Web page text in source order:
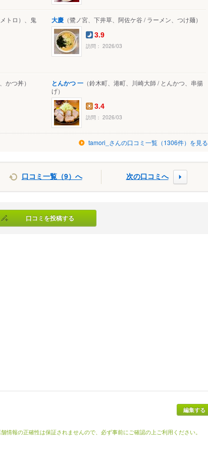
トロ）、鬼
大慶 （鷺ノ宮、下井草、阿佐ケ谷 / ラーメン、つけ麺）
3.9
訪問： 2026/03
かつ丼） とんかつ 一 （鈴木町、港町、川崎大師 / とんかつ、串揚
げ）
3.4
訪問： 2026/03
tamori_さんの口コミ一覧（1306件）を見る
口コミ一覧（9）へ 次の口コミへ
口コミを投稿する
情報の正確性は保証されませんので、必ず事前にご確認の上ご利用ください。